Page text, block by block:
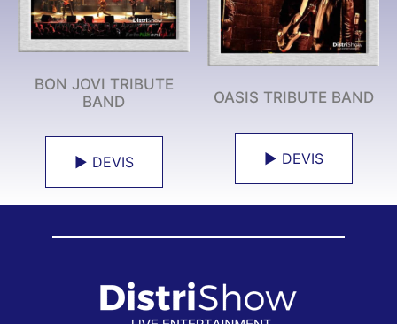
BON JOVI TRIBUTE
BAND
► DEVIS
OASIS TRIBUTE BAND
► DEVIS